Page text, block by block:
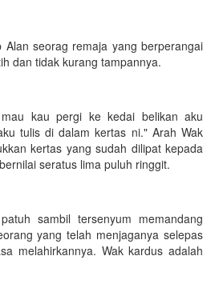
Alan seorag remaja yang berperangai
dan tidak kurang tampannya.
kau pergi ke kedai belikan aku
tulis di dalam kertas ni." Arah Wak
kertas yang sudah dilipat kepada
seratus lima puluh ringgit.
sambil tersenyum memandang
yang telah menjaganya selepas
melahirkannya. Wak kardus adalah